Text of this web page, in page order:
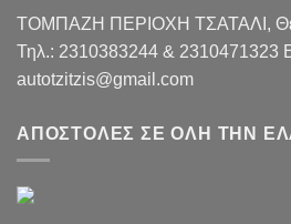
ΤΟΜΠΑΖΗ ΠΕΡΙΟΧΗ ΤΣΑΤΑΛI,
Τηλ.: 2310383244 & 2310471323
autotzitzis@gmail.com
ΑΠΟΣΤΟΛΈΣ ΣΕ ΌΛΗ ΤΗΝ